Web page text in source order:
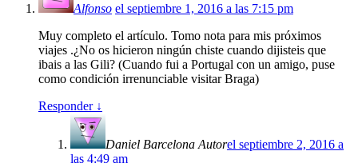
Alfonso el septiembre 1, 2016 a las 7:15 pm
Muy completo el artículo. Tomo nota para mis próximos
viajes .¿No os hicieron ningún chiste cuando dijisteis que
ibais a las Gili? (Cuando fui a Portugal con un amigo, puse
como condición irrenunciable visitar Braga)
Responder ↓
Daniel Barcelona Autorel septiembre 2, 2016 a
las 4:49 am